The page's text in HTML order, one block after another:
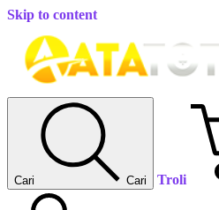
Skip to content
Cari Cari Troli